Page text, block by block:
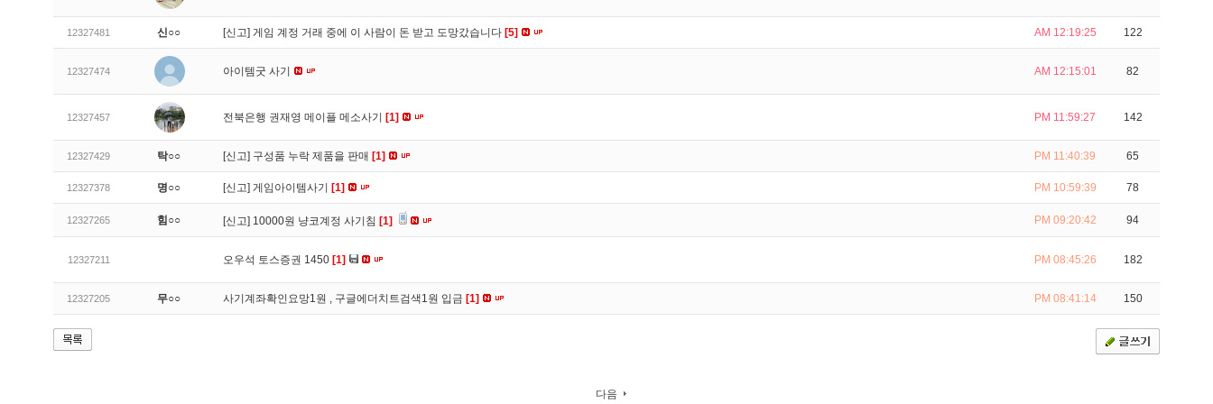
12327481 신○○ [신고] 게임 계정 거래 중에 이 사람이 돈 받고 도망갔습니다 [5] AM 12:19:25 122
12327474 아이템굿 사기 AM 12:15:01 82
12327457 전북은행 권재영 메이플 메소사기 [1] PM 11:59:27 142
12327429 탁○○ [신고] 구성품 누락 제품을 판매 [1] PM 11:40:39 65
12327378 명○○ [신고] 게임아이템사기 [1] PM 10:59:39 78
12327265 힘○○ [신고] 10000원 냥코계정 사기침 [1] PM 09:20:42 94
12327211 오우석 토스증권 1450 [1] PM 08:45:26 182
12327205 무○○ 사기계좌확인요망1원 , 구글에더치트검색1원 입금 [1] PM 08:41:14 150
다음